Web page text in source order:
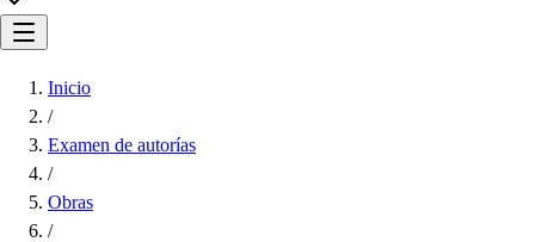
Inicio
/
Examen de autorías
/
Obras
/